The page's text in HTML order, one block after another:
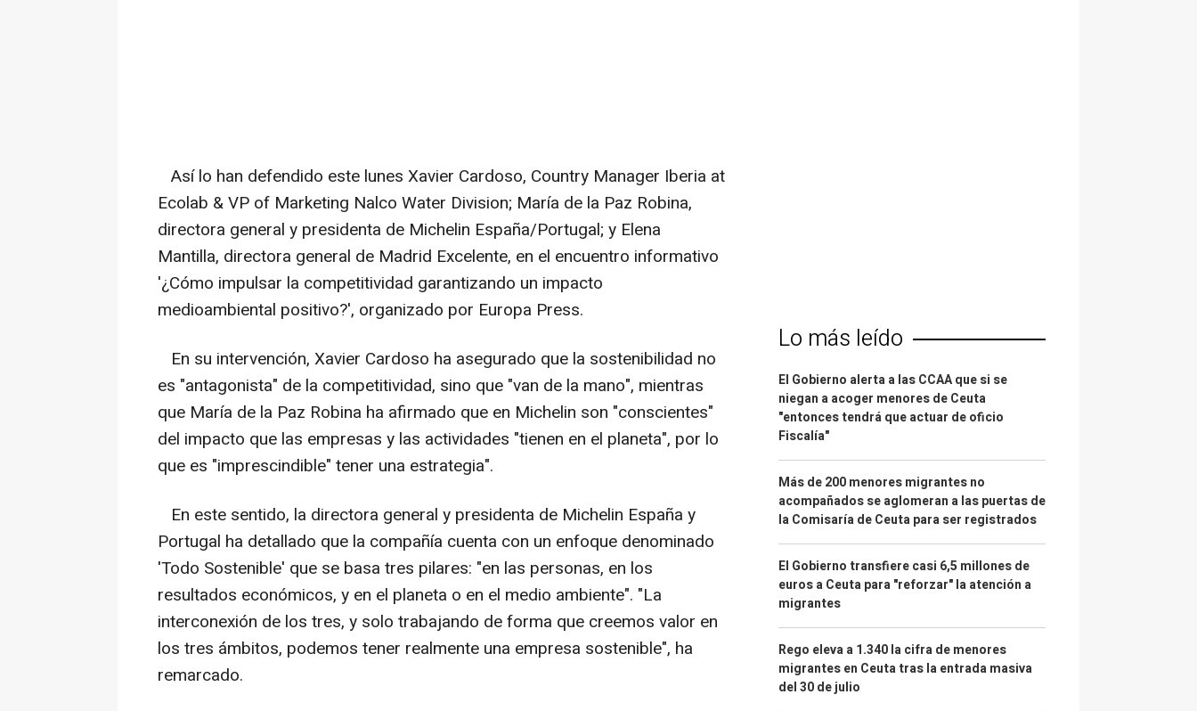
Así lo han defendido este lunes Xavier Cardoso, Country Manager Iberia at
Ecolab & VP of Marketing Nalco Water Division; María de la Paz Robina,
directora general y presidenta de Michelin España/Portugal; y Elena
Mantilla, directora general de Madrid Excelente, en el encuentro informativo
'¿Cómo impulsar la competitividad garantizando un impacto
medioambiental positivo?', organizado por Europa Press.
En su intervención, Xavier Cardoso ha asegurado que la sostenibilidad no
es "antagonista" de la competitividad, sino que "van de la mano", mientras
que María de la Paz Robina ha afirmado que en Michelin son "conscientes"
del impacto que las empresas y las actividades "tienen en el planeta", por lo
que es "imprescindible" tener una estrategia".
En este sentido, la directora general y presidenta de Michelin España y
Portugal ha detallado que la compañía cuenta con un enfoque denominado
'Todo Sostenible' que se basa tres pilares: "en las personas, en los
resultados económicos, y en el planeta o en el medio ambiente". "La
interconexión de los tres, y solo trabajando de forma que creemos valor en
los tres ámbitos, podemos tener realmente una empresa sostenible", ha
remarcado.
Lo más leído
El Gobierno alerta a las CCAA que si se
niegan a acoger menores de Ceuta
"entonces tendrá que actuar de oficio
Fiscalía"
Más de 200 menores migrantes no
acompañados se aglomeran a las puertas de
la Comisaría de Ceuta para ser registrados
El Gobierno transfiere casi 6,5 millones de
euros a Ceuta para "reforzar" la atención a
migrantes
Rego eleva a 1.340 la cifra de menores
migrantes en Ceuta tras la entrada masiva
del 30 de julio